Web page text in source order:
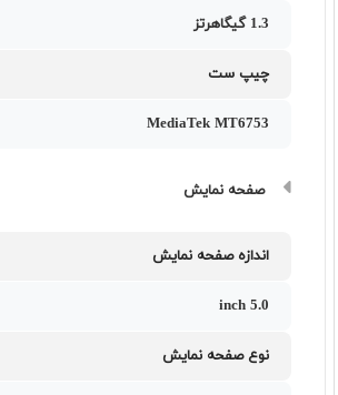
1.3 گیگاهرتز
چیپ ست
MediaTek MT6753
صفحه نمایش
اندازه صفحه نمایش
5.0 inch
نوع صفحه نمایش